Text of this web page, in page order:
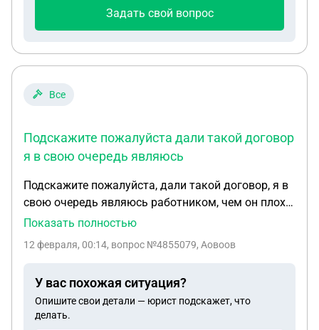
части говорят, что такие направления не делают,
и все сроки прошли. Задним числом не сделать
Как решить вопрос. Если выстовят счёт.
решения этого вопроса. Кто будет оплачивать
Задать свой вопрос
Все
Подскажите пожалуйста дали такой договор
я в свою очередь являюсь
Подскажите пожалуйста, дали такой договор, я в
свою очередь являюсь работником, чем он плох
для меня и зачем работодатель его сделал?
договора: Общество с ограниченной
«Мировая кухня»), в лице генерального директора
Харламовой Надежды Александровны,
действующего на основании Устава, именуемое в
Показать полностью
12 февраля, 00:14, вопрос №4855079, Аовоов
У вас похожая ситуация?
Опишите свои детали — юрист подскажет, что
делать.